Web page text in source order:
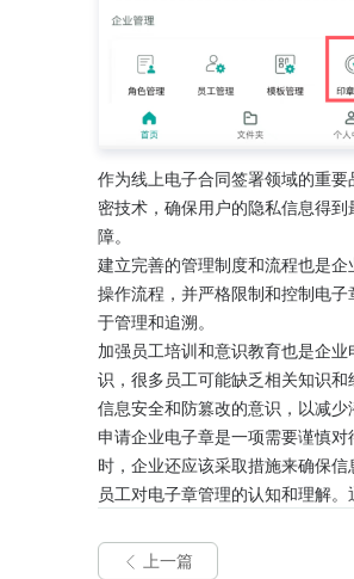
作为线上电子合同签署领域的重
密技术，确保用户的隐私信息得
障。
建立完善的管理制度和流程也是
操作流程，并严格限制和控制电
于管理和追溯。
加强员工培训和意识教育也是企
识，很多员工可能缺乏相关知识
信息安全和防篡改的意识，以减少
申请企业电子章是一项需要谨慎
时，企业还应该采取措施来确保
员工对电子章管理的认知和理解
上一篇